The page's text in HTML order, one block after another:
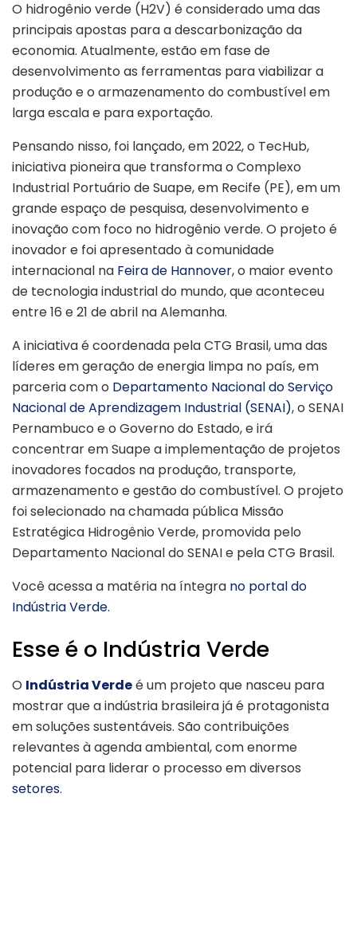
O hidrogênio verde (H2V) é considerado uma das
principais apostas para a descarbonização da
economia. Atualmente, estão em fase de
desenvolvimento as ferramentas para viabilizar a
produção e o armazenamento do combustível em
larga escala e para exportação.
Pensando nisso, foi lançado, em 2022, o TecHub,
iniciativa pioneira que transforma o Complexo
Industrial Portuário de Suape, em Recife (PE), em um
grande espaço de pesquisa, desenvolvimento e
inovação com foco no hidrogênio verde. O projeto é
inovador e foi apresentado à comunidade
internacional na Feira de Hannover, o maior evento
de tecnologia industrial do mundo, que aconteceu
entre 16 e 21 de abril na Alemanha.
A iniciativa é coordenada pela CTG Brasil, uma das
líderes em geração de energia limpa no país, em
parceria com o Departamento Nacional do Serviço
Nacional de Aprendizagem Industrial (SENAI), o SENAI
Pernambuco e o Governo do Estado, e irá
concentrar em Suape a implementação de projetos
inovadores focados na produção, transporte,
armazenamento e gestão do combustível. O projeto
foi selecionado na chamada pública Missão
Estratégica Hidrogênio Verde, promovida pelo
Departamento Nacional do SENAI e pela CTG Brasil.
Você acessa a matéria na íntegra no portal do
Indústria Verde.
Esse é o Indústria Verde
O Indústria Verdeé um projeto que nasceu para
mostrar que a indústria brasileira já é protagonista
em soluções sustentáveis. São contribuições
relevantes à agenda ambiental, com enorme
potencial para liderar o processo em diversos
setores.